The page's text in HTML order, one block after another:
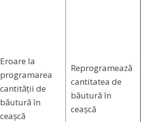
Eroare la
programarea
cantității de
băutură în
ceașcă
Reprogramează
cantitatea de
băutură în
ceașcă